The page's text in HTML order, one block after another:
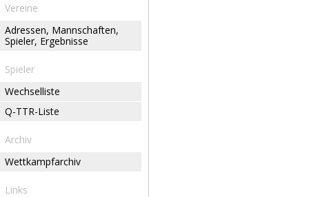
Vereine
Adressen, Mannschaften,
Spieler, Ergebnisse
Spieler
Wechselliste
Q-TTR-Liste
Archiv
Wettkampfarchiv
Links